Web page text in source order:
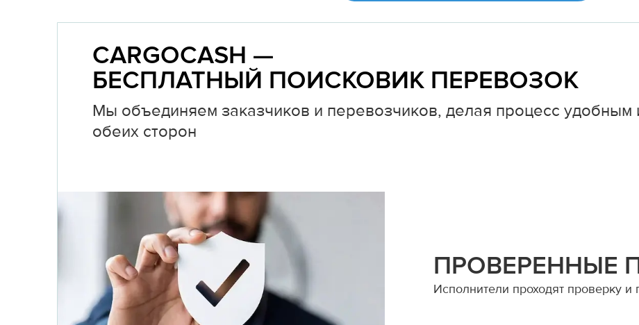
CARGOCASH —
БЕСПЛАТНЫЙ ПОИСКОВИК ПЕРЕВОЗОК
Мы объединяем заказчиков и перевозчиков, делая процесс удобным
обеих сторон
ПРОВЕРЕННЫЕ
Исполнители проходят проверку и